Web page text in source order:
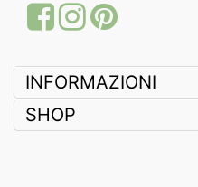
FacebookInstagram
Pinterest
INFORMAZIONI
SHOP